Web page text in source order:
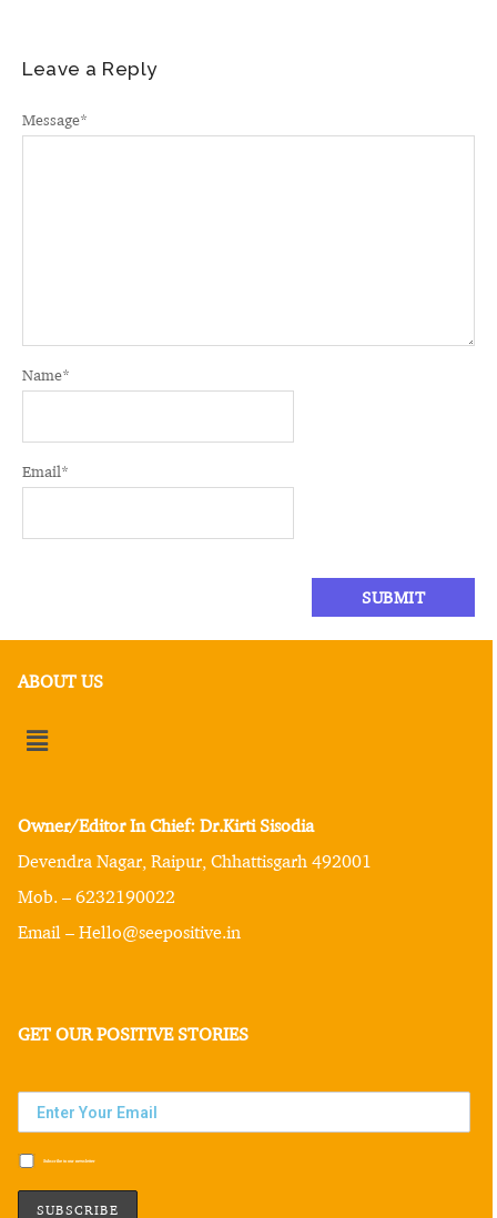
Leave a Reply
Message*
Name*
Email*
ABOUT US
Owner/Editor In Chief: Dr.Kirti Sisodia
Devendra Nagar, Raipur, Chhattisgarh 492001
Mob. – 6232190022
Email – Hello@seepositive.in
GET OUR POSITIVE STORIES
Subscribe to our newsletter